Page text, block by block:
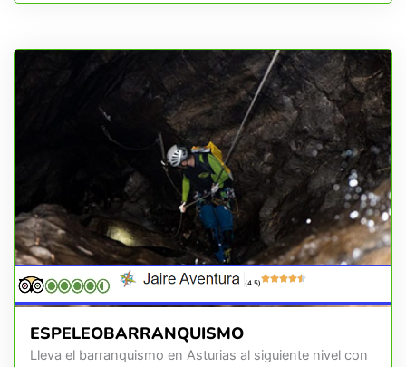
(4.5)
ESPELEOBARRANQUISMO
Lleva el barranquismo en Asturias al siguiente nivel con